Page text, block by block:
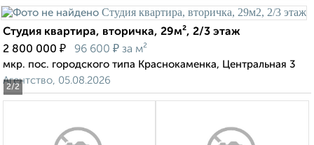
2/2
Студия квартира, вторичка, 29м², 2/3 этаж
2 800 000 ₽ 96 600 ₽ за м²
мкр. пос. городского типа Краснокаменка, Центральная 3
Агентство, 05.08.2026